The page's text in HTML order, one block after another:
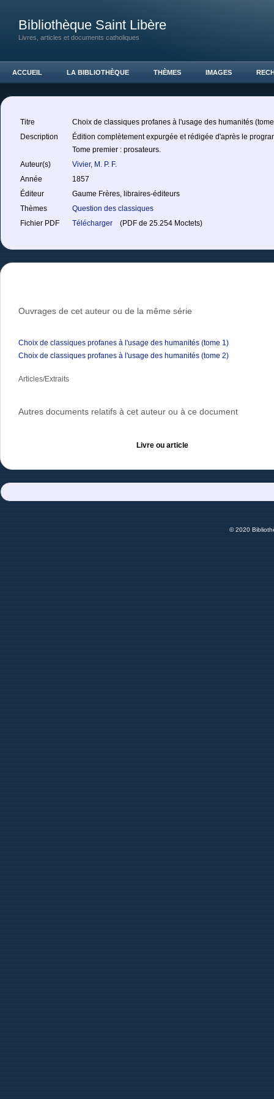
Bibliothèque Saint Libère
Livres, articles et documents catholiques
ACCUEIL LA BIBLIOTHÈQUE THÈMES IMAGES
Titre
Choix de classiques profanes à l'usage des humanités
Description
Édition complètement expurgée et rédigée d'après le
Tome premier : prosateurs.
Auteur(s)
Vivier, M. P. F.
Année
1857
Éditeur
Gaume Frères, libraires-éditeurs
Thèmes
Question des classiques
Fichier PDF
Télécharger (PDF de 25.254 Moctets)
Ouvrages de cet auteur ou de la même série
Choix de classiques profanes à l'usage des humanités (tome 1)
Choix de classiques profanes à l'usage des humanités (tome 2)
Articles/Extraits
Autres documents relatifs à cet auteur ou à ce document
Livre ou article
© 2020